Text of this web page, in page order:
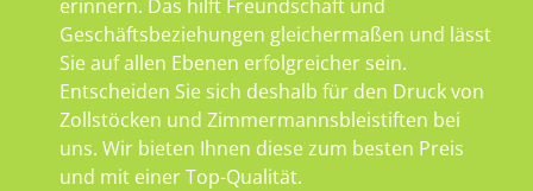
erinnern. Das hilft Freundschaft und
Geschäftsbeziehungen gleichermaßen und lässt
Sie auf allen Ebenen erfolgreicher sein.
Entscheiden Sie sich deshalb für den Druck von
Zollstöcken und Zimmermannsbleistiften bei
uns. Wir bieten Ihnen diese zum besten Preis
und mit einer Top-Qualität.